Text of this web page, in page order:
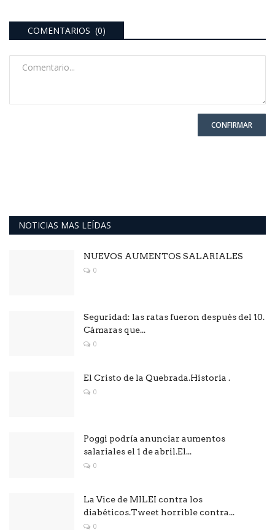
COMENTARIOS (0)
CONFIRMAR
NOTICIAS MAS LEÍDAS
NUEVOS AUMENTOS SALARIALES
0
Seguridad: las ratas fueron después del 10.
Cámaras que...
0
El Cristo de la Quebrada.Historia .
0
Poggi podría anunciar aumentos
salariales el 1 de abril.El...
0
La Vice de MILEI contra los
diabéticos.Tweet horrible contra...
0